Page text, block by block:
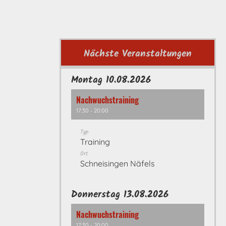
Nächste Veranstaltungen
Montag 10.08.2026
Nachwuchstraining
17:30 - 20:00
Typ
Training
Ort
Schneisingen Näfels
Donnerstag 13.08.2026
Nachwuchstraining